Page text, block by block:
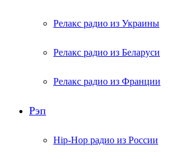
Релакс радио из Украины
Релакс радио из Беларуси
Релакс радио из Франции
Рэп
Hip-Hop радио из России